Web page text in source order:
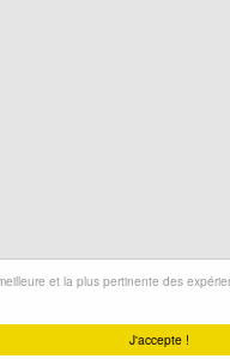
J'accepte !
et la plus pertinente des